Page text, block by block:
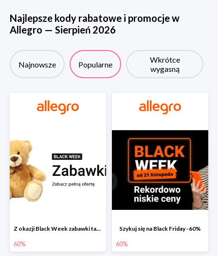
Najlepsze kody rabatowe i promocje w
Allegro — Sierpień 2026
Najnowsze Popularne
Wkrótce
wygasną
Z okazji Black Week zabawki taniej na allegro.pl
60%
Szykuj się na Black Friday -60%
60%